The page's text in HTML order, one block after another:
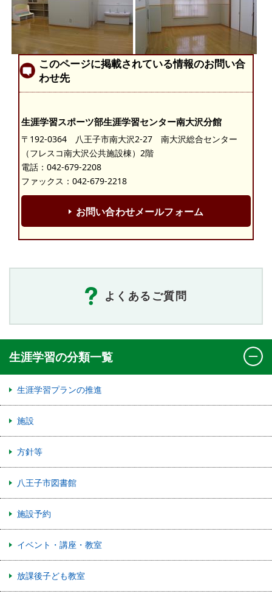
このページに掲載されている情報のお問い合
わせ先
生涯学習スポーツ部生涯学習センター南大沢分館
〒192-0364 八王子市南大沢2-27 南大沢総合センター
（フレスコ南大沢公共施設棟）2階
電話： 042-679-2208
ファックス：042-679-2218
お問い合わせメールフォーム
よくあるご質問
生涯学習の分類一覧
生涯学習プランの推進
施設
方針等
八王子市図書館
施設予約
イベント・講座・教室
放課後子ども教室